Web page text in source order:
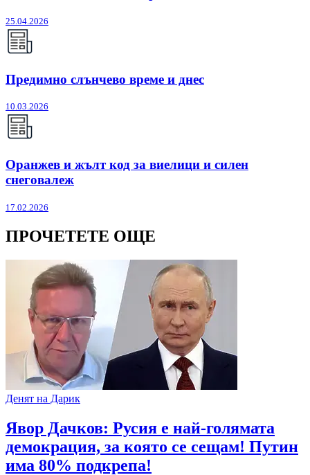
25.04.2026
Предимно слънчево време и днес
10.03.2026
Оранжев и жълт код за виелици и силен
снеговалеж
17.02.2026
ПРОЧЕТЕТЕ ОЩЕ
Денят на Дарик
Явор Дачков: Русия е най-голямата
демокрация, за която се сещам! Путин
има 80% подкрепа!